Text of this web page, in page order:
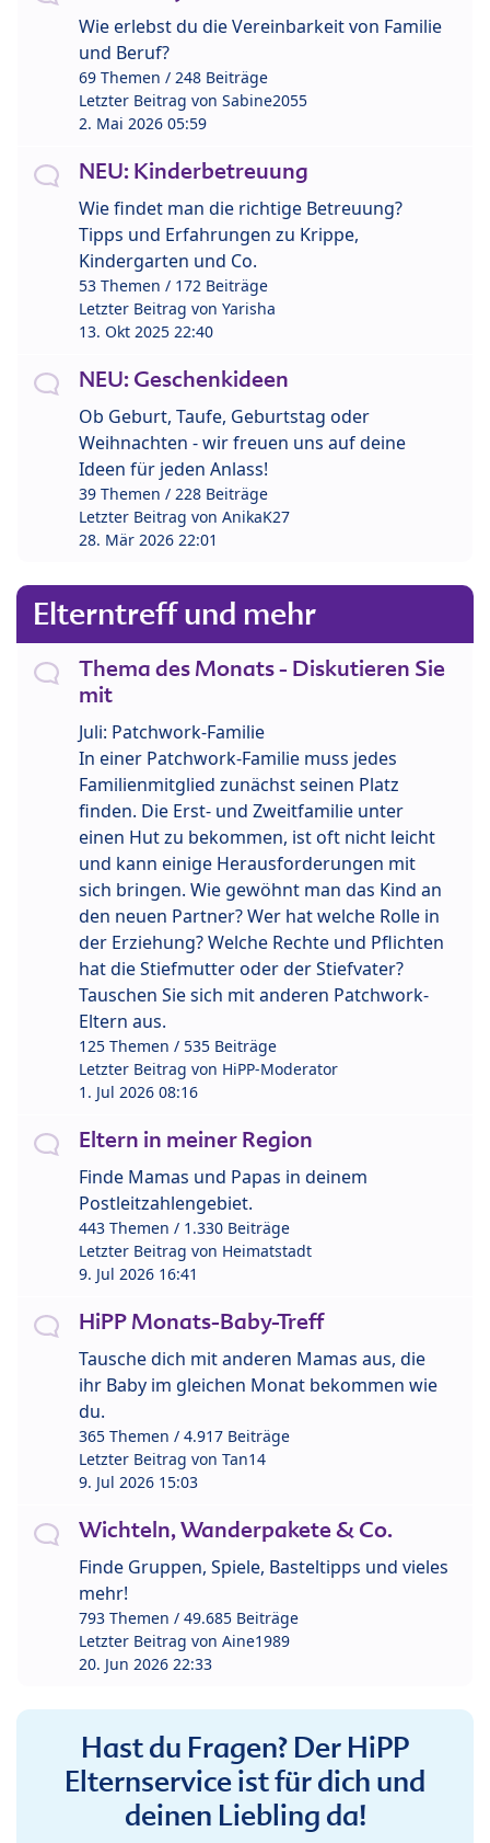
Wie erlebst du die Vereinbarkeit von Familie
und Beruf?
69 Themen / 248 Beiträge
Letzter Beitrag von Sabine2055
2. Mai 2026 05:59
NEU: Kinderbetreuung
Wie findet man die richtige Betreuung?
Tipps und Erfahrungen zu Krippe,
Kindergarten und Co.
53 Themen / 172 Beiträge
Letzter Beitrag von Yarisha
13. Okt 2025 22:40
NEU: Geschenkideen
Ob Geburt, Taufe, Geburtstag oder
Weihnachten - wir freuen uns auf deine
Ideen für jeden Anlass!
39 Themen / 228 Beiträge
Letzter Beitrag von AnikaK27
28. Mär 2026 22:01
Elterntreff und mehr
Thema des Monats - Diskutieren Sie
mit
Juli: Patchwork-Familie
In einer Patchwork-Familie muss jedes
Familienmitglied zunächst seinen Platz
finden. Die Erst- und Zweitfamilie unter
einen Hut zu bekommen, ist oft nicht leicht
und kann einige Herausforderungen mit
sich bringen. Wie gewöhnt man das Kind an
den neuen Partner? Wer hat welche Rolle in
der Erziehung? Welche Rechte und Pflichten
hat die Stiefmutter oder der Stiefvater?
Tauschen Sie sich mit anderen Patchwork-
Eltern aus.
125 Themen / 535 Beiträge
Letzter Beitrag von HiPP-Moderator
1. Jul 2026 08:16
Eltern in meiner Region
Finde Mamas und Papas in deinem
Postleitzahlengebiet.
443 Themen / 1.330 Beiträge
Letzter Beitrag von Heimatstadt
9. Jul 2026 16:41
HiPP Monats-Baby-Treff
Tausche dich mit anderen Mamas aus, die
ihr Baby im gleichen Monat bekommen wie
du.
365 Themen / 4.917 Beiträge
Letzter Beitrag von Tan14
9. Jul 2026 15:03
Wichteln, Wanderpakete & Co.
Finde Gruppen, Spiele, Basteltipps und vieles
mehr!
793 Themen / 49.685 Beiträge
Letzter Beitrag von Aine1989
20. Jun 2026 22:33
Hast du Fragen? Der HiPP
Elternservice ist für dich und
deinen Liebling da!